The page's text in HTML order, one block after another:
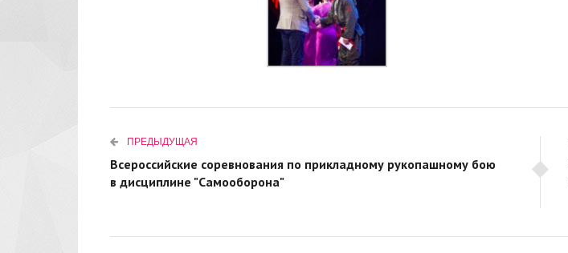
ПРЕДЫДУЩАЯ
Всероссийские соревнования по прикладному рукопашному бою
в дисциплине "Самооборона"